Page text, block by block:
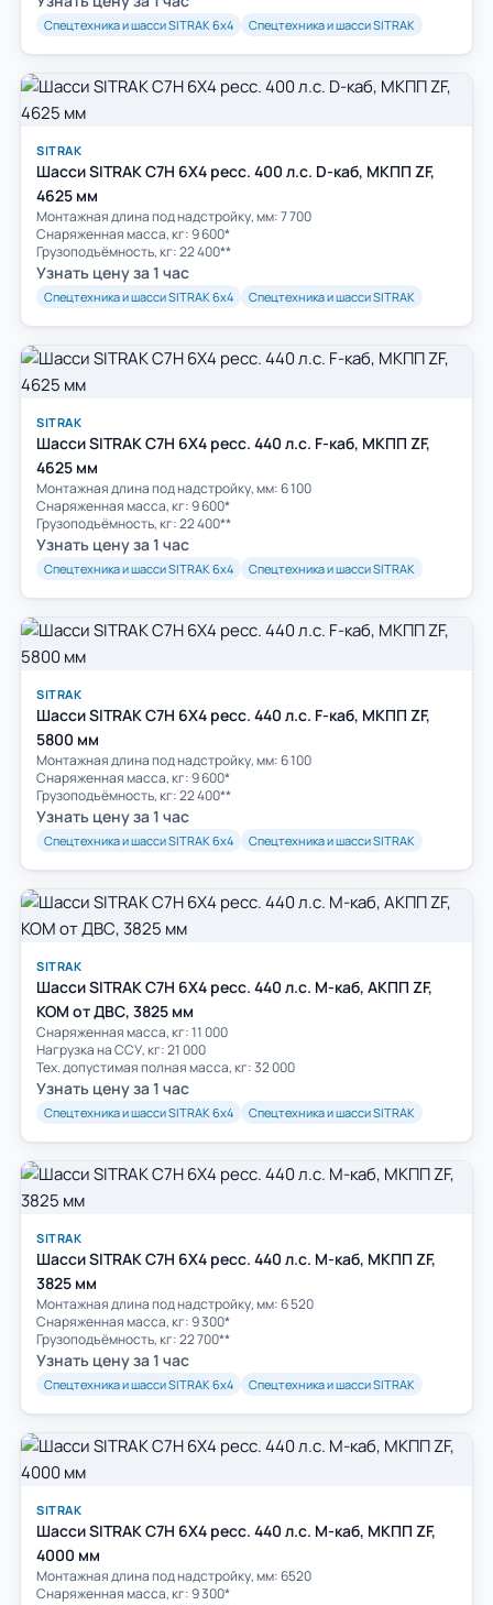
Спецтехника и шасси SITRAK 6х4 Спецтехника и шасси SITRAK
SITRAK
Шасси SITRAK C7H 6Х4 ресс. 400 л.с. D-каб, МКПП ZF,
4625 мм
Монтажная длина под надстройку, мм: 7 700
Снаряженная масса, кг: 9 600*
Грузоподъёмность, кг: 22 400**
Узнать цену за 1 час
Спецтехника и шасси SITRAK 6х4 Спецтехника и шасси SITRAK
SITRAK
Шасси SITRAK C7H 6Х4 ресс. 440 л.с. F-каб, МКПП ZF,
4625 мм
Монтажная длина под надстройку, мм: 6 100
Снаряженная масса, кг: 9 600*
Грузоподъёмность, кг: 22 400**
Узнать цену за 1 час
Спецтехника и шасси SITRAK 6х4 Спецтехника и шасси SITRAK
SITRAK
Шасси SITRAK C7H 6Х4 ресс. 440 л.с. F-каб, МКПП ZF,
5800 мм
Монтажная длина под надстройку, мм: 6 100
Снаряженная масса, кг: 9 600*
Грузоподъёмность, кг: 22 400**
Узнать цену за 1 час
Спецтехника и шасси SITRAK 6х4 Спецтехника и шасси SITRAK
SITRAK
Шасси SITRAK C7H 6Х4 ресс. 440 л.с. M-каб, АКПП ZF,
КОМ от ДВС, 3825 мм
Снаряженная масса, кг: 11 000
Нагрузка на ССУ, кг: 21 000
Тех. допустимая полная масса, кг: 32 000
Узнать цену за 1 час
Спецтехника и шасси SITRAK 6х4 Спецтехника и шасси SITRAK
SITRAK
Шасси SITRAK C7H 6Х4 ресс. 440 л.с. M-каб, МКПП ZF,
3825 мм
Монтажная длина под надстройку, мм: 6 520
Снаряженная масса, кг: 9 300*
Грузоподъёмность, кг: 22 700**
Узнать цену за 1 час
Спецтехника и шасси SITRAK 6х4 Спецтехника и шасси SITRAK
SITRAK
Шасси SITRAK C7H 6Х4 ресс. 440 л.с. M-каб, МКПП ZF,
4000 мм
Монтажная длина под надстройку, мм: 6520
Снаряженная масса, кг: 9 300*